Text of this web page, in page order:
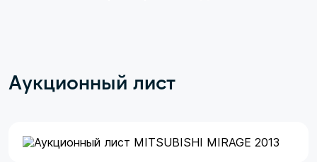
Аукционный лист